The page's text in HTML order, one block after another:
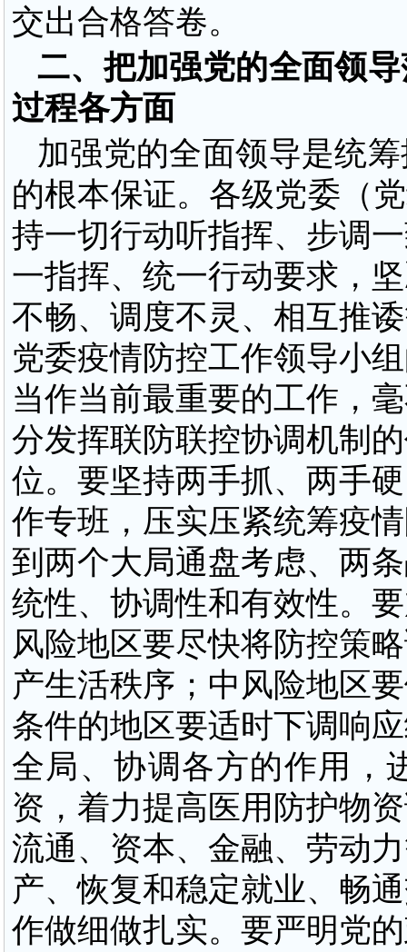
交出合格答卷。
二、把加强党的全面领
过程各方面
加强党的全面领导是统
的根本保证。各级党委（
持一切行动听指挥、步调
一指挥、统一行动要求，
不畅、调度不灵、相互推
党委疫情防控工作领导小
当作当前最重要的工作，
分发挥联防联控协调机制
位。要坚持两手抓、两手
作专班，压实压紧统筹疫
到两个大局通盘考虑、两
统性、协调性和有效性。
风险地区要尽快将防控策
产生活秩序；中风险地区
条件的地区要适时下调响
全局、协调各方的作用，
资，着力提高医用防护物
流通、资本、金融、劳动
产、恢复和稳定就业、畅
作做细做扎实。要严明党